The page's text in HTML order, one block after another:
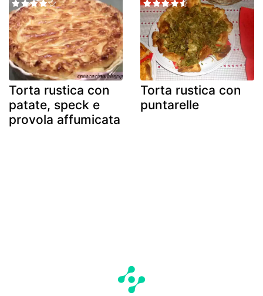
Torta rustica con
patate, speck e
provola affumicata
Torta rustica con
puntarelle